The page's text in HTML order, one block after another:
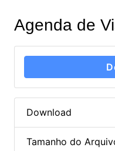
Agenda de
Download
Tamanho do